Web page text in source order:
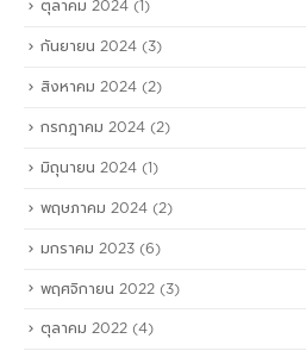
ตุลาคม 2024 (1)
กันยายน 2024 (3)
สิงหาคม 2024 (2)
กรกฎาคม 2024 (2)
มิถุนายน 2024 (1)
พฤษภาคม 2024 (2)
มกราคม 2023 (6)
พฤศจิกายน 2022 (3)
ตุลาคม 2022 (4)